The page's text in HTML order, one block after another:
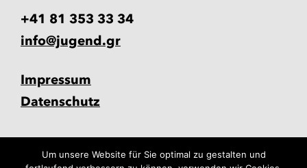
+41 81 353 33 34
info@jugend.gr
Impressum
Datenschutz
Um unsere Website für Sie optimal zu gestalten und